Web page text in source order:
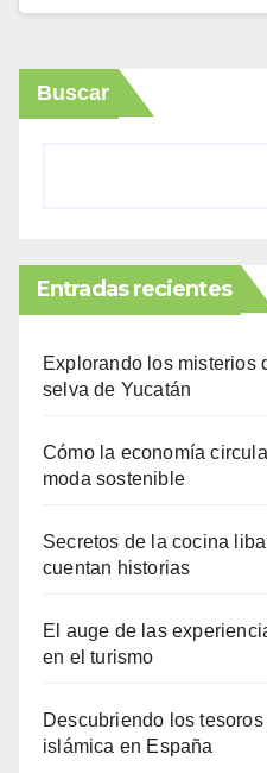
Buscar
Entradas recientes
Explorando los misterios
selva de Yucatán
Cómo la economía
moda sostenible
Secretos de la cocina
cuentan historias
El auge de las
en el turismo
Descubriendo los
islámica en España